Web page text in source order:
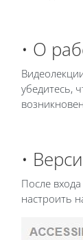
• О
убедитесь,
•
После
настроить